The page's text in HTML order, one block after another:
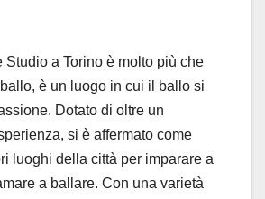
Studio a Torino è molto più che
è un luogo in cui il ballo si
Dotato di oltre un
si è affermato come
luoghi della città per imparare a
a ballare. Con una varietà